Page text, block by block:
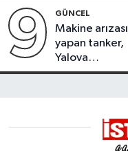
9 GÜNCEL
Makine arızası
yapan tanker,
Yalova
Demirleme